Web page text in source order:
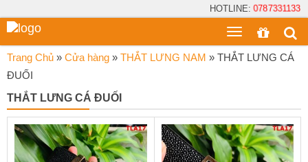
HOTLINE:0787331133
Toggle
menu
Trang Chủ » Cửa hàng » THẮT LƯNG NAM » THẮT LƯNG CÁ
ĐUỐI
THẮT LƯNG CÁ ĐUỐI